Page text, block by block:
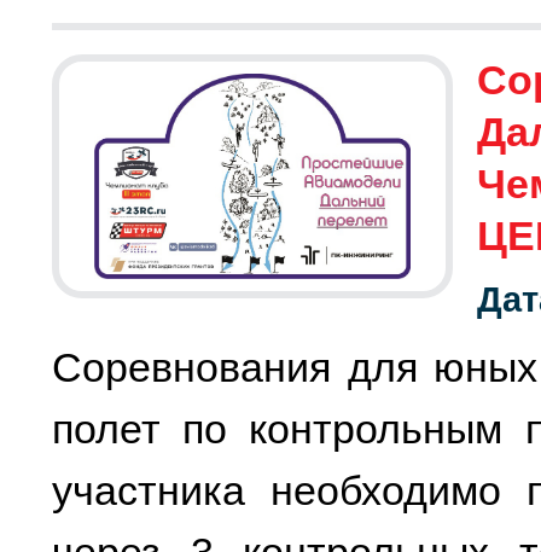
Соревнования для
полет по контрольным
участника